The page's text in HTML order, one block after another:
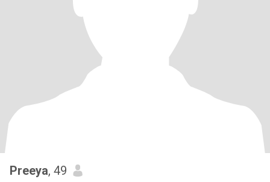
Preeya, 49